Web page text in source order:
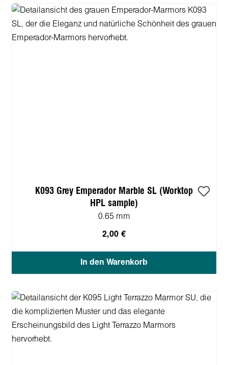
K093 Grey Emperador Marble SL (Worktop
HPL sample)
0.65 mm
2,00 €
In den Warenkorb